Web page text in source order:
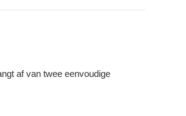
L
af van twee eenvoudige